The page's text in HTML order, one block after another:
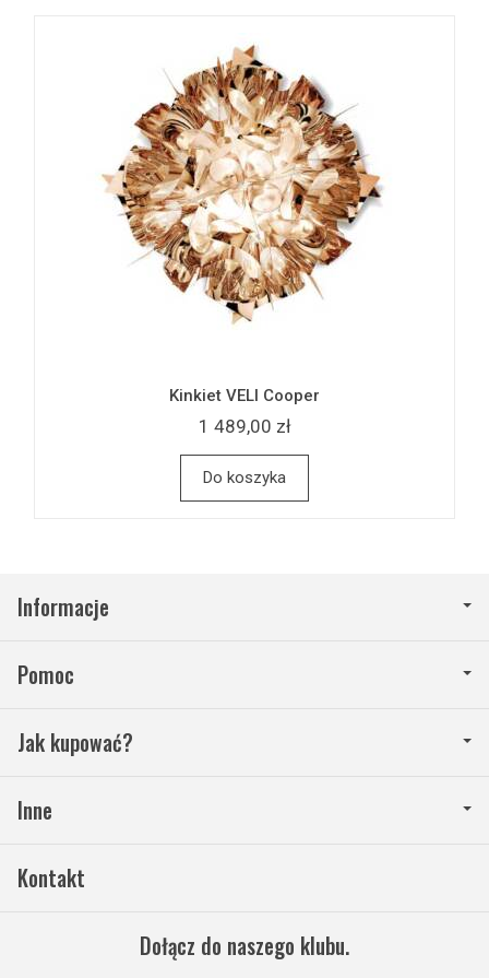
Kinkiet VELI Cooper
1 489,00 zł
Do koszyka
Informacje
Pomoc
Jak kupować?
Inne
Kontakt
Dołącz do naszego klubu.